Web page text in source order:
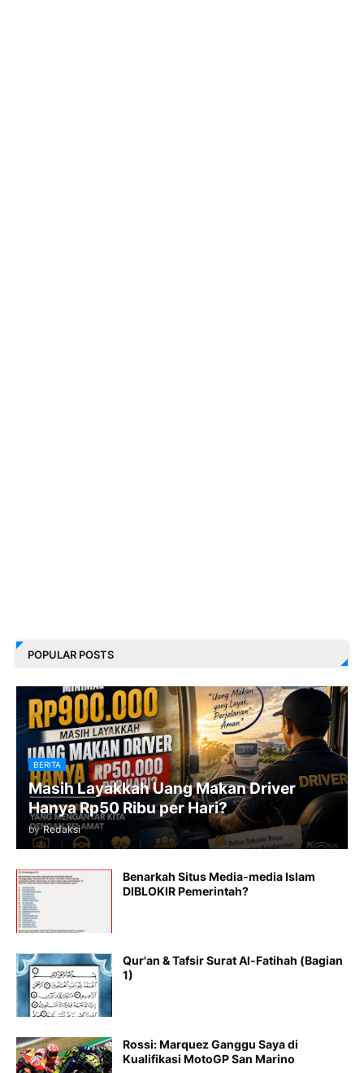
POPULAR POSTS
BERITA
Masih Layakkah Uang Makan Driver
Hanya Rp50 Ribu per Hari?
by Redaksi
Benarkah Situs Media-media Islam
DIBLOKIR Pemerintah?
Qur'an & Tafsir Surat Al-Fatihah (Bagian
1)
Rossi: Marquez Ganggu Saya di
Kualifikasi MotoGP San Marino